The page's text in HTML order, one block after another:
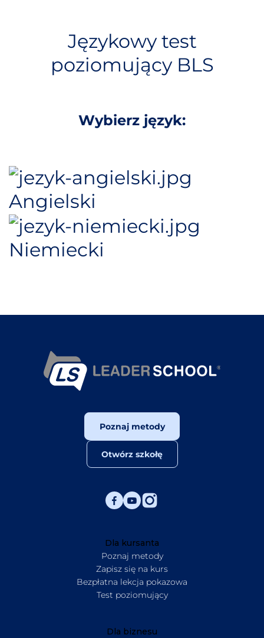
Językowy test
poziomujący BLS
Wybierz język:
Angielski
Niemiecki
Poznaj metody
Otwórz szkołę
Dla kursanta
Poznaj metody
Zapisz się na kurs
Bezpłatna lekcja pokazowa
Test poziomujący
Dla biznesu